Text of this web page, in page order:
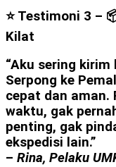
⭐ Testimoni 3 –
Kilat
“Aku sering
Serpong ke
cepat dan aman.
waktu, gak
penting, gak
ekspedisi lain.”
– Rina, Pelaku